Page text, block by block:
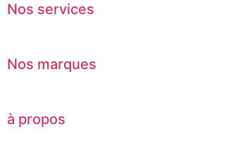
Nos services
Nos marques
à propos